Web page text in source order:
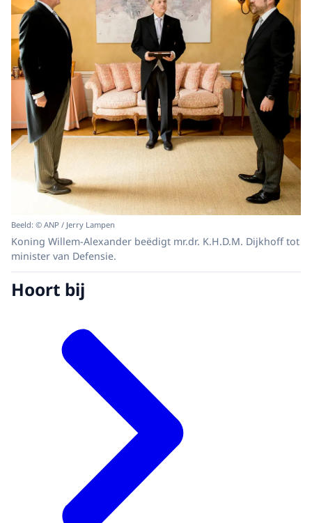
Beeld: © ANP / Jerry Lampen
Koning Willem-Alexander beëdigt mr.dr. K.H.D.M. Dijkhoff tot
minister van Defensie.
Hoort bij